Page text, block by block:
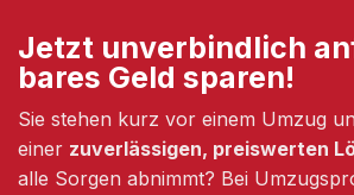
Jetzt unverbindlich
bares Geld sparen!
Sie stehen kurz vor einem Umzug
einer zuverlässigen, preiswerten
alle Sorgen abnimmt? Bei